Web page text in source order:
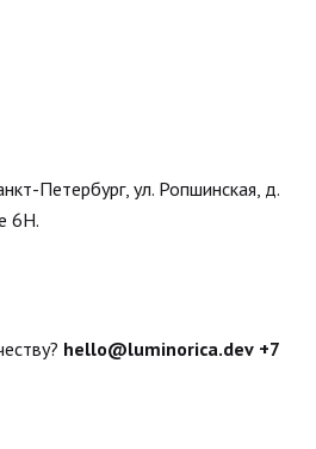
Петербург, ул. Ропшинская, д.
6Н.
hello@luminorica.dev +7